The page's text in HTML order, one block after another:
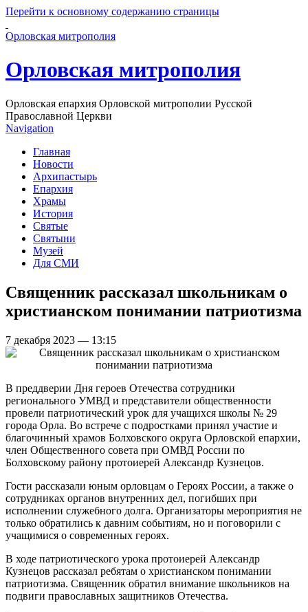
Перейти к основному содержанию страницы
Орловская митрополия
Орловская митрополия
Орловская епархия Орловской митрополии Русской
Православной Церкви
Navigation
Главная
Новости
Архипастырь
Епархия
Храмы
История
Святые
Святыни
Музей
Для СМИ
Священник рассказал школьникам о
христианском понимании патриотизма
7 декабря 2023 — 13:15
В преддверии Дня героев Отечества сотрудники
регионального УМВД и представители общественности
провели патриотический урок для учащихся школы № 29
города Орла. Во встрече с подростками принял участие и
благочинный храмов Болховского округа Орловской епархии,
член Общественного совета при ОМВД России по
Болховскому району протоиерей Александр Кузнецов.
Гости рассказали юным орловцам о Героях России, а также о
сотрудниках органов внутренних дел, погибших при
исполнении служебного долга. Организаторы мероприятия не
только обратились к давним событиям, но и поговорили с
учащимися о современных героях.
В ходе патриотического урока протоиерей Александр
Кузнецов рассказал ребятам о христианском понимании
патриотизма. Священник обратил внимание школьников на
подвиги православных защитников Отечества.